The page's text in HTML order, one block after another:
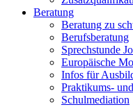
Beratung
Beratung zu
Berufsberatung
Sprechstunde
Europäische
Infos für
Praktikums-
Schulmediation